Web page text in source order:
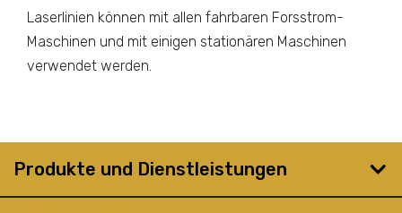
Laserlinien können mit allen fahrbaren Forsstrom-
Maschinen und mit einigen stationären Maschinen
verwendet werden.
Produkte und Dienstleistungen